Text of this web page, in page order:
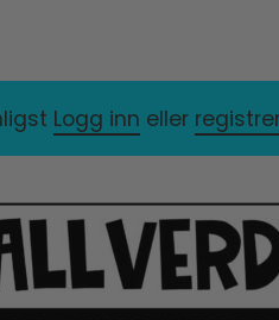
Logg inn eller